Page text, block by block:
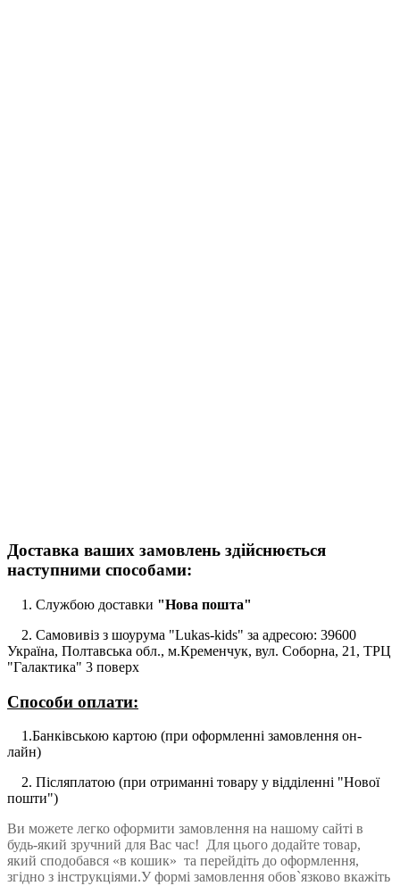
Доставка ваших замовлень здійснюється
наступними способами:
1. Службою доставки "Нова пошта"
2. Самовивіз з шоурума "Lukas-kids" за адресою: 39600
Україна, Полтавська обл., м.Кременчук, вул. Соборна, 21, ТРЦ
"Галактика" 3 поверх
Способи оплати:
1.Банківською картою (при оформленні замовлення он-
лайн)
2. Післяплатою (при отриманні товару у відділенні "Нової
пошти")
Ви можете легко оформити замовлення на нашому сайті в
будь-який зручний для Вас час! Для цього додайте товар,
який сподобався «в кошик» та перейдіть до оформлення,
згідно з інструкціями.У формі замовлення обов`язково вкажіть